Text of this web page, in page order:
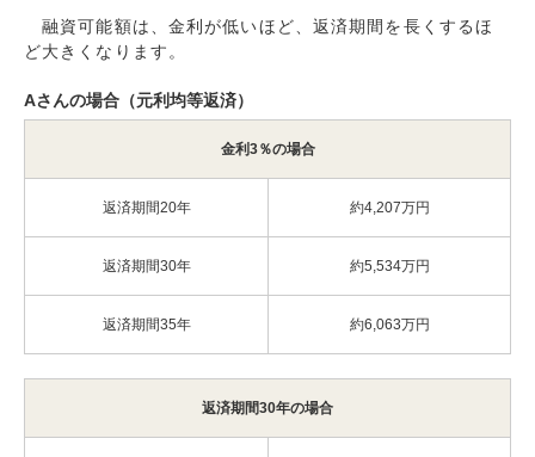
融資可能額は、金利が低いほど、返済期間を長くするほ
ど大きくなります。
Aさんの場合（元利均等返済）
金利3％の場合
返済期間20年 約4,207万円
返済期間30年 約5,534万円
返済期間35年 約6,063万円
返済期間30年の場合